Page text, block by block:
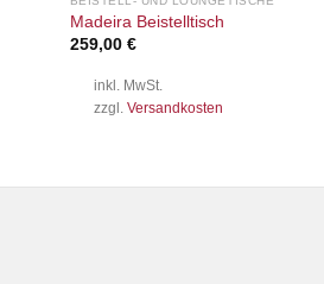
Madeira Beistelltisch
259,00 €
inkl. MwSt.
zzgl. Versandkosten